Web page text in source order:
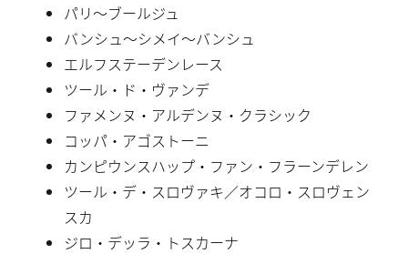
パリ〜ブールジュ
バンシュ〜シメイ〜バンシュ
エルフステーデンレース
ツール・ド・ヴァンデ
ファメンヌ・アルデンヌ・クラシック
コッパ・アゴストーニ
カンピウンスハップ・ファン・フラーンデレン
ツール・デ・スロヴァキ／オコロ・スロヴェン
スカ
ジロ・デッラ・トスカーナ